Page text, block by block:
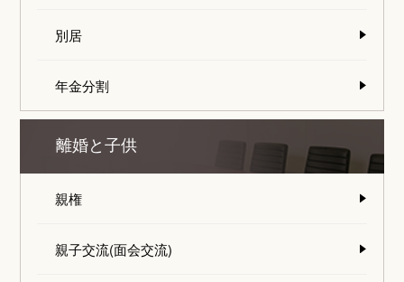
別居
年金分割
離婚と子供
親権
親子交流(面会交流)